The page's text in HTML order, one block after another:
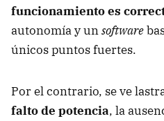
funcionamiento es
autonomía y unsoftware
únicos puntos fuertes.
Por el contrario, se ve
falto de potencia, la